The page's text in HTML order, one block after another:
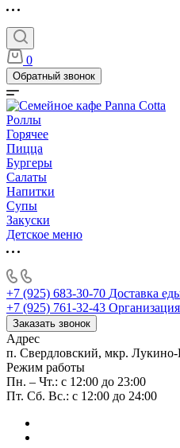
0
Обратный звонок
Роллы
Горячее
Пицца
Бургеры
Салаты
Напитки
Супы
Закуски
Детское меню
+7 (925) 683-30-70 Доставка
+7 (925) 761-32-43
Заказать звонок
Адрес
п. Свердловский, мкр.
Режим работы
Пн. – Чт.: с 12:00 до 23:00
Пт. Сб. Вс.: с 12:00 до 24:00